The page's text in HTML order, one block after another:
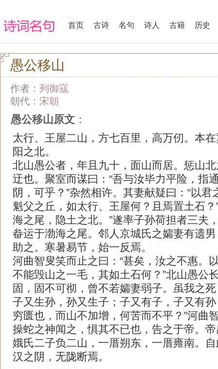
首页 古诗 名句 诗人 古籍 历史
愚公移山
作者： 列御寇
朝代： 宋朝
愚公移山原文 ：
太行、王屋二山，方七百里，高万仞。本
阳之北。
北山愚公者，年且九十，面山而居。惩山
迂也。聚室而谋曰：“吾与汝毕力平险，指
阴，可乎？”杂然相许。其妻献疑曰：“以君
魁父之丘，如太行、王屋何？且焉置土石？
海之尾，隐土之北。”遂率子孙荷担者三夫
畚运于渤海之尾。邻人京城氏之孀妻有遗
助之。寒暑易节，始一反焉。
河曲智叟笑而止之曰：“甚矣，汝之不惠。
不能毁山之一毛，其如土石何？”北山愚公
固，固不可彻，曾不若孀妻弱子。虽我之
子又生孙，孙又生子；子又有子，子又有
穷匮也，而山不加增，何苦而不平？”河曲
操蛇之神闻之，惧其不已也，告之于帝。
娥氏二子负二山，一厝朔东，一厝雍南。
汉之阴，无陇断焉。